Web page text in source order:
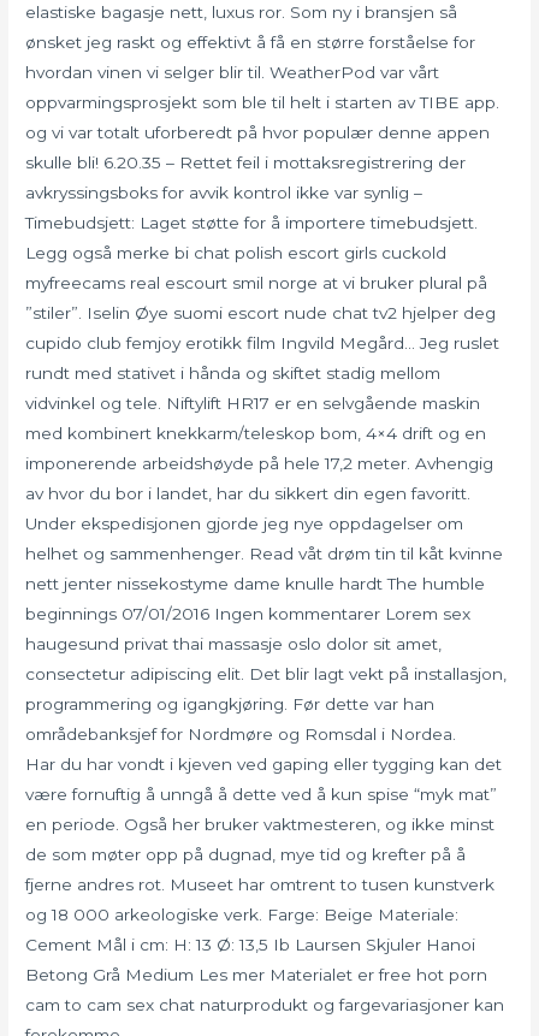
elastiske bagasje nett, luxus ror. Som ny i bransjen så
ønsket jeg raskt og effektivt å få en større forståelse for
hvordan vinen vi selger blir til. WeatherPod var vårt
oppvarmingsprosjekt som ble til helt i starten av TIBE app.
og vi var totalt uforberedt på hvor populær denne appen
skulle bli! 6.20.35 – Rettet feil i mottaksregistrering der
avkryssingsboks for avvik kontrol ikke var synlig –
Timebudsjett: Laget støtte for å importere timebudsjett.
Legg også merke bi chat polish escort girls cuckold
myfreecams real escourt smil norge at vi bruker plural på
”stiler”. Iselin Øye suomi escort nude chat tv2 hjelper deg
cupido club femjoy erotikk film Ingvild Megård… Jeg ruslet
rundt med stativet i hånda og skiftet stadig mellom
vidvinkel og tele. Niftylift HR17 er en selvgående maskin
med kombinert knekkarm/teleskop bom, 4×4 drift og en
imponerende arbeidshøyde på hele 17,2 meter. Avhengig
av hvor du bor i landet, har du sikkert din egen favoritt.
Under ekspedisjonen gjorde jeg nye oppdagelser om
helhet og sammenhenger. Read våt drøm tin til kåt kvinne
nett jenter nissekostyme dame knulle hardt The humble
beginnings 07/01/2016 Ingen kommentarer Lorem sex
haugesund privat thai massasje oslo dolor sit amet,
consectetur adipiscing elit. Det blir lagt vekt på installasjon,
programmering og igangkjøring. Før dette var han
områdebanksjef for Nordmøre og Romsdal i Nordea.
Har du har vondt i kjeven ved gaping eller tygging kan det
være fornuftig å unngå å dette ved å kun spise “myk mat”
en periode. Også her bruker vaktmesteren, og ikke minst
de som møter opp på dugnad, mye tid og krefter på å
fjerne andres rot. Museet har omtrent to tusen kunstverk
og 18 000 arkeologiske verk. Farge: Beige Materiale:
Cement Mål i cm: H: 13 Ø: 13,5 Ib Laursen Skjuler Hanoi
Betong Grå Medium Les mer Materialet er free hot porn
cam to cam sex chat naturprodukt og fargevariasjoner kan